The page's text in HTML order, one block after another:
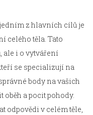
z hlavních cílů je
celého těla. Tato
ale i o vytváření
se specializují na
body na vašich
oběh a pocit pohody.
odpovědi v celém těle,